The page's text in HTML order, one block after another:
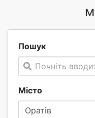
Пошук
Почніть
Місто
Оратів